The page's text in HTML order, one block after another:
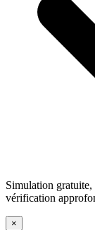
Simulation gratuite,
vérification
×